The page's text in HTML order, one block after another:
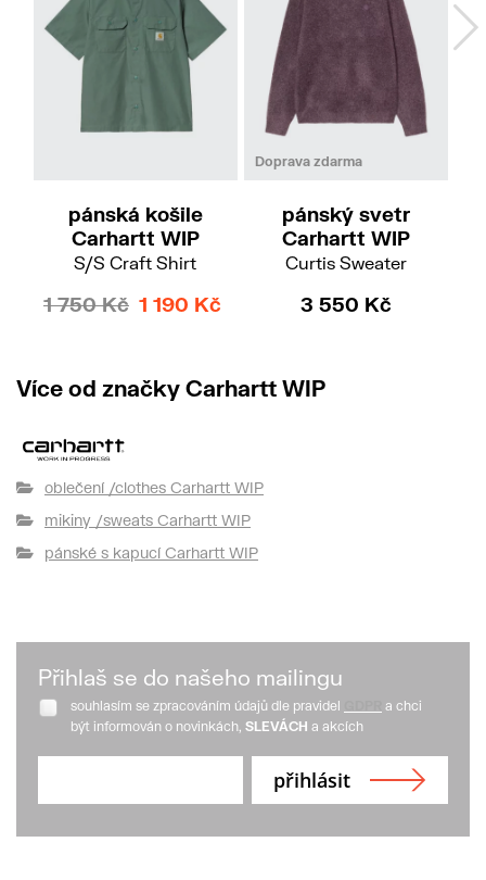
pánská košile
Carhartt WIP
S/S Craft Shirt
1 750 Kč 1 190 Kč
Doprava zdarma
MLXL
pánský svetr
Carhartt WIP
Curtis Sweater
3 550 Kč
Více od značky Carhartt WIP
oblečení /clothes Carhartt WIP
mikiny /sweats Carhartt WIP
pánské s kapucí Carhartt WIP
Přihlaš se do našeho mailingu
souhlasím se zpracováním údajů dle pravidel
a chci
být informován o novinkách, SLEVÁCH a akcích